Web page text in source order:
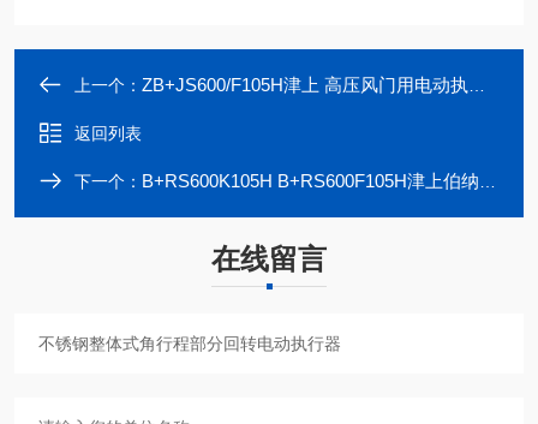
上一个： ZB+JS600/F105H津上 高压风门用电动执行器ZB+JS600/K105H
返回列表
下一个： B+RS600K105H B+RS600F105H津上伯纳德 整体式部分回转电动执行器
在线留言